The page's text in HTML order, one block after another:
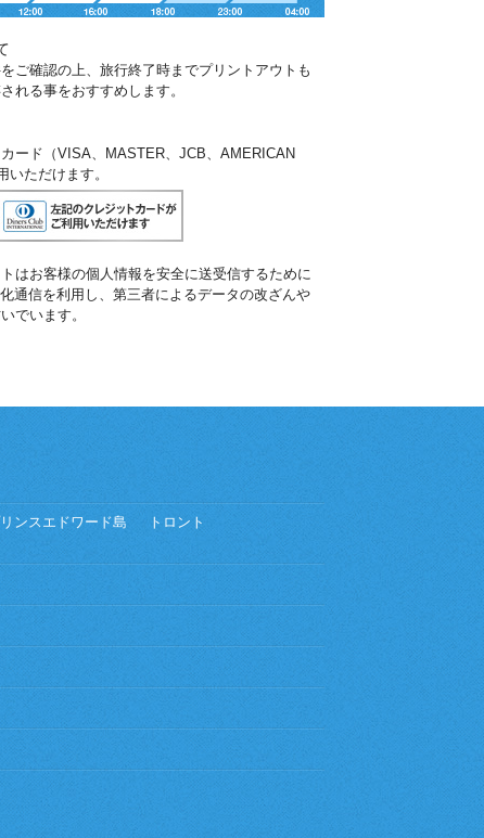
ご確認の上、旅行終了時までプリントアウトも
れる事をおすすめします。
ード（VISA、MASTER、JCB、AMERICAN
ただけます。
はお客様の個人情報を安全に送受信するために
通信を利用し、第三者によるデータの改ざんや
でいます。
ンスエドワード島
トロント